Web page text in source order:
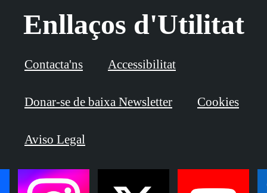
Enllaços d'Utilitat
Contacta'ns Accessibilitat
Donar-se de baixa Newsletter Cookies
Aviso Legal